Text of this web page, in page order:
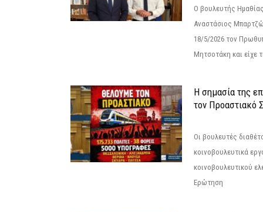
Ο βουλευτής
Αναστάσιος
18/5/2026 τον
Μητσοτάκη και είχε
Η σημασία της
τον Προαστιακό
Οι βουλευτές
κοινοβουλευτικά
κοινοβουλευτικού
Ερώτηση